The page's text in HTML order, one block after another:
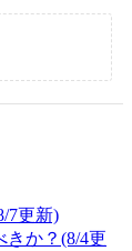
7更新)
きか？(8/4更